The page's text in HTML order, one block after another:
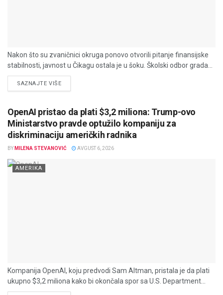
Nakon što su zvaničnici okruga ponovo otvorili pitanje finansijske
stabilnosti, javnost u Čikagu ostala je u šoku. Školski odbor grada...
SAZNAJTE VIŠEDETAILS
OpenAI pristao da plati $3,2 miliona: Trump-ovo
Ministarstvo pravde optužilo kompaniju za
diskriminaciju američkih radnika
BY MILENA STEVANOVIĆ AVGUST 6, 2026
AMERIKA
Kompanija OpenAI, koju predvodi Sam Altman, pristala je da plati
ukupno $3,2 miliona kako bi okončala spor sa U.S. Department...